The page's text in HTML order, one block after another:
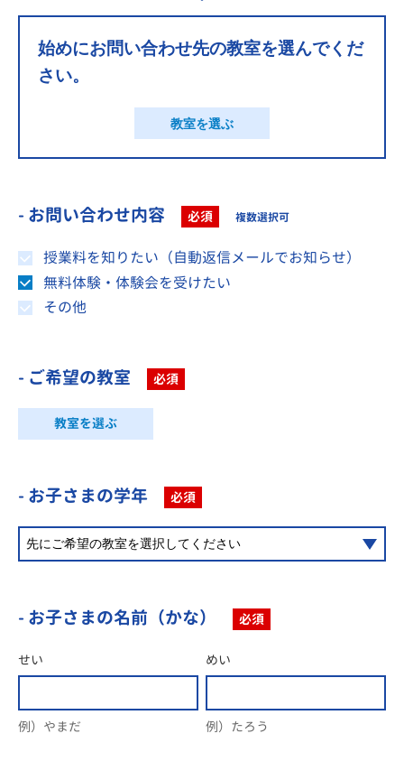
始めにお問い合わせ先の教室を選んでくだ
さい。
教室を選ぶ
- お問い合わせ内容 必須 複数選択可
授業料を知りたい（自動返信メールでお知らせ）
無料体験・体験会を受けたい
その他
- ご希望の教室 必須
教室を選ぶ
- お子さまの学年 必須
- お子さまの名前（かな） 必須
せい
例）やまだ
めい
例）たろう